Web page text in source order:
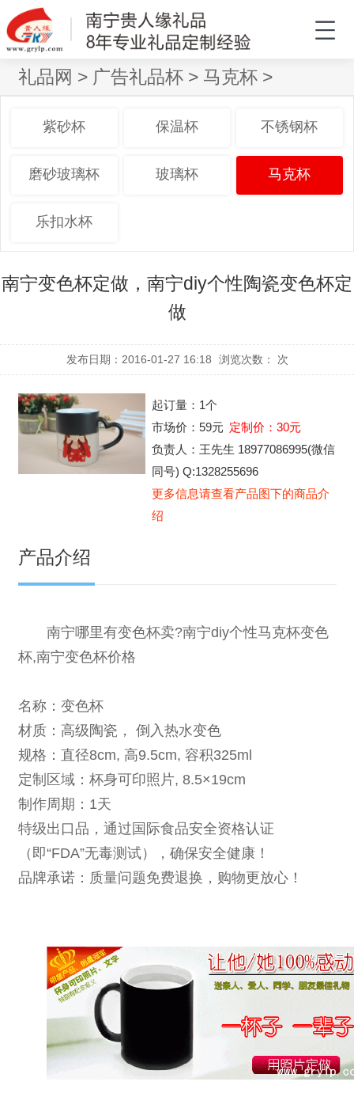
礼品网 > 广告礼品杯> 马克杯>
紫砂杯 保温杯 不锈钢杯
磨砂玻璃杯 玻璃杯 马克杯
乐扣水杯
南宁变色杯定做，南宁diy个性陶瓷变色杯定
做
发布日期：2016-01-27 16:18 浏览次数： 次
起订量： 1个
市场价： 59元 定制价：30元
负责人： 王先生 18977086995(微信
同号) Q:1328255696
更多信息请查看产品图下的商品介
绍
产品介绍
南宁哪里有变色杯卖?南宁diy个性马克杯变色
杯,南宁变色杯价格
名称： 变色杯
材质：高级陶瓷， 倒入热水变色
规格：直径8cm, 高9.5cm, 容积325ml
定制区域：杯身可印照片, 8.5×19cm
制作周期：1天
特级出口品，通过国际食品安全资格认证
（即“FDA”无毒测试），确保安全健康！
品牌承诺：质量问题免费退换，购物更放心！